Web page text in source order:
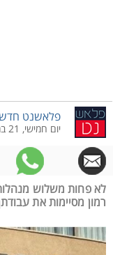
פלאשנט
יום חמישי, 21 במאי 2026, 08:47
לא פחות משלוש
רמון מסיימות את